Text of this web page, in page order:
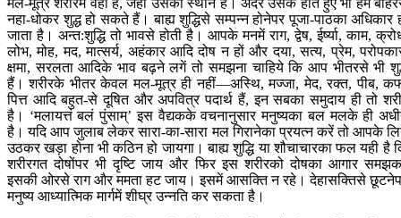
मल-मूत्र शरीरमें वहीं है, जहाँ उसका स्थान है। अंदर उसके होते हुए भी हम
नहा-धोकर शुद्ध हो सकते हैं। बाह्य शुद्धिसे सम्पन्न होनेपर पूजा-पाठका अधिकार
जाता है। अन्त:शुद्धि तो भावसे होती है। आपके मनमें राग, द्वेष, ईर्ष्या, काम,
लोभ, मोह, मद, मात्सर्य, अहंकार आदि दोष न हों और दया, सत्य, प्रेम,
क्षमा, सरलता आदिके भाव बढ़ने लगें तो समझना चाहिये कि आप भीतरसे भी
हैं। शरीरके भीतर केवल मल-मूत्र ही नहीं—अस्थि, मज्जा, मेद, रक्त, पीब,
पित्त आदि बहुत-से दूषित और अपवित्र पदार्थ हैं, इन सबका समुदाय ही तो
है। ‘मलायत्तं बलं पुंसाम्’ इस वैद्यकके वचनानुसार मनुष्यका बल मलके ही
है। यदि आप जुलाब लेकर सारा-का-सारा मल गिरानेका प्रयत्न करें तो आपके
उठकर खड़ा होना भी कठिन हो जायगा। बाह्य शुद्धि या शौचाचारका फल यही है
शरीरगत दोषोंपर भी दृष्टि जाय और फिर इस शरीरको दोषका आगार
इसकी ओरसे राग और ममता हट जाय। इसमें आसक्ति न रहे। देहासक्तिसे
मनुष्य आध्यात्मिक मार्गमें शीघ्र उन्नति कर सकता है।